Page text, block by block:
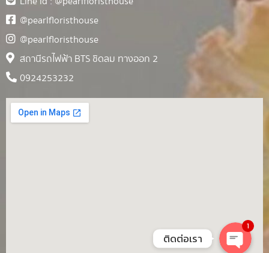
@pearlfloristhouse
@pearlfloristhouse
สถานีรถไฟฟ้า BTS ชิดลม ทางออก 2
0924253232
1
ติดต่อเรา